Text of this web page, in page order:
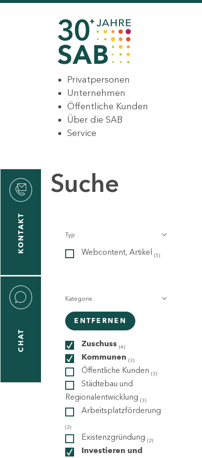
Privatpersonen
Unternehmen
Öffentliche Kunden
Über die SAB
Service
KONTAKT
CHAT
Suche
Typ
Webcontent, Artikel (5)
Kategorie
ENTFERNEN
Zuschuss (4)
Kommunen (3)
Öffentliche Kunden (3)
Städtebau und
Regionalentwicklung (3)
Arbeitsplatzförderung
(2)
Existenzgründung (2)
Investieren und